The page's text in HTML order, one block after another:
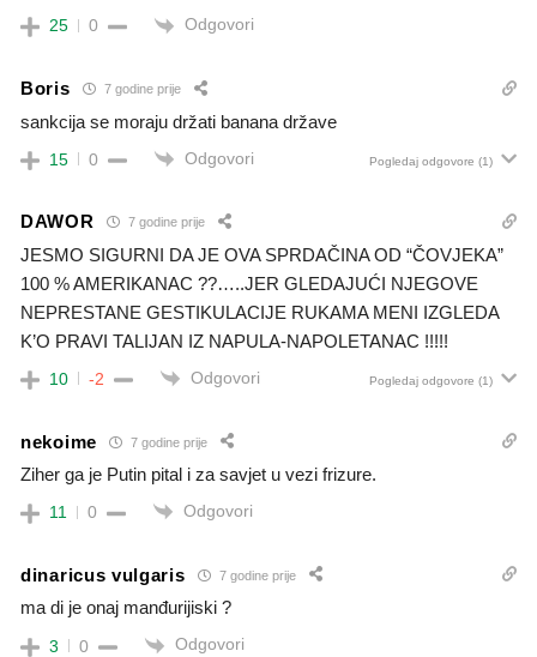
25 0 Odgovori
Boris 7 godine prije
sankcija se moraju držati banana države
15 0 Odgovori Pogledaj odgovore (1)
DAWOR 7 godine prije
JESMO SIGURNI DA JE OVA SPRDAČINA OD “ČOVJEKA”
100 % AMERIKANAC ??…..JER GLEDAJUĆI NJEGOVE
NEPRESTANE GESTIKULACIJE RUKAMA MENI IZGLEDA
K’O PRAVI TALIJAN IZ NAPULA-NAPOLETANAC !!!!!
10 -2 Odgovori Pogledaj odgovore (1)
nekoime 7 godine prije
Ziher ga je Putin pital i za savjet u vezi frizure.
11 0 Odgovori
dinaricus vulgaris 7 godine prije
ma di je onaj manđurijiski ?
3 0 Odgovori